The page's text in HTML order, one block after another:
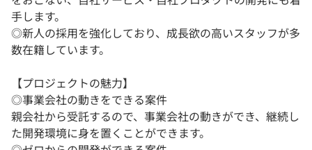
手します。
◎新人の採用を強化しており、成長欲の高いスタッフが多
数在籍しています。
【プロジェクトの魅力】
◎事業会社の動きをできる案件
親会社から受託するので、事業会社の動きができ、継続し
た開発環境に身を置くことができます。